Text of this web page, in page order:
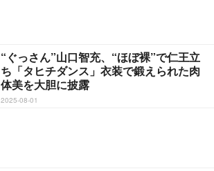
“ぐっさん”山口智充、“ほぼ裸”で仁王立
ち「タヒチダンス」衣装で鍛えられた肉
体美を大胆に披露
2025-08-01